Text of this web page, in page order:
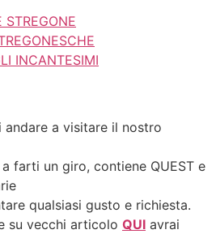
STREGONE
INCANTESIMI
a visitare il nostro
farti un giro, contiene QUEST e
qualsiasi gusto e richiesta.
su vecchi articolo QUI avrai